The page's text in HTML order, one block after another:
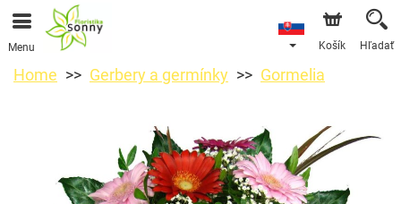
Menu Košík Hľadať
Home Gerbery a germínky Gormelia